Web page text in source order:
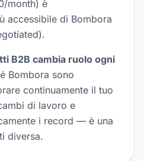
month) è
accessibile di Bombora
B2B cambia ruolo ogni
Bombora sono
continuamente il tuo
di lavoro e
i record — è una
diversa.